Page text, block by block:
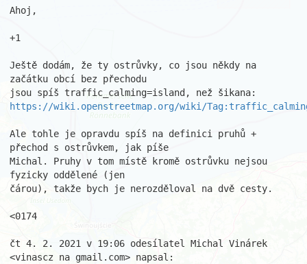
Ahoj,
+1
Ještě dodám, že ty ostrůvky, co jsou někdy na
začátku obcí bez přechodu
https://wiki.openstreetmap.org/wiki/
Ale tohle je opravdu spíš na definici pruhů +
přechod s ostrůvkem, jak píše
Michal. Pruhy v tom místě kromě ostrůvku nejsou
fyzicky oddělené (jen
čárou), takže bych je nerozděloval na dvě cesty.
<0174
čt 4. 2. 2021 v 19:06 odesílatel Michal Vinárek
<vinascz na gmail.com> napsal: